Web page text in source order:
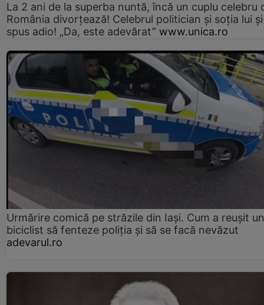
La 2 ani de la superba nuntă, încă un cuplu celebru
România divorțează! Celebrul politician și soția lui
spus adio! „Da, este adevărat” www.unica.ro
Urmărire comică pe străzile din Iași. Cum a reușit un
biciclist să fenteze poliția și să se facă nevăzut
adevarul.ro